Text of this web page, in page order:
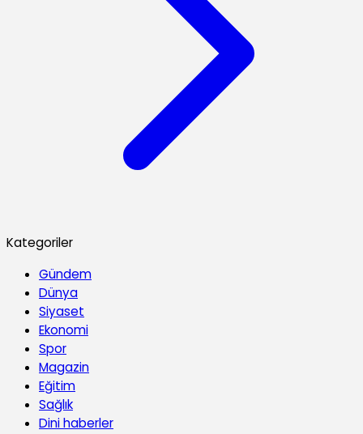
Kategoriler
Gündem
Dünya
Siyaset
Ekonomi
Spor
Magazin
Eğitim
Sağlık
Dini haberler